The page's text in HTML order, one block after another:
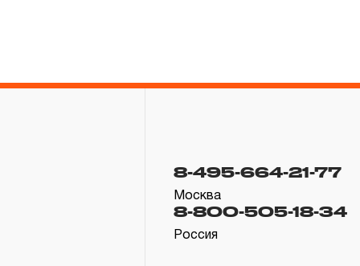
8-495-664-21-77
Москва
8-800-505-18-34
Россия